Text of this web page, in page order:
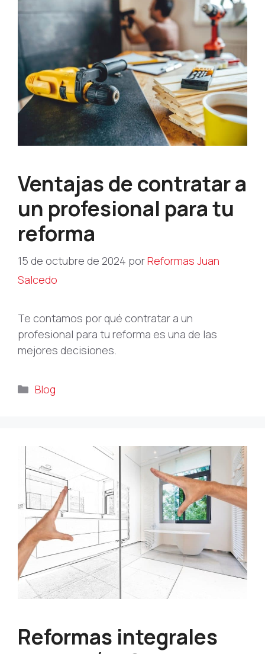
Ventajas de contratar a
un profesional para tu
reforma
15 de octubre de 2024 porReformas Juan
Salcedo
Te contamos por qué contratar a un
profesional para tu reforma es una de las
mejores decisiones.
Categorías
Blog
Reformas integrales